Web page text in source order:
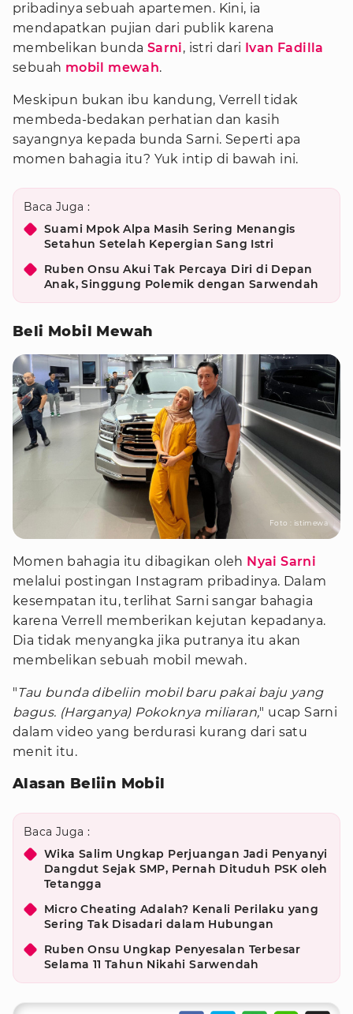
pribadinya sebuah apartemen. Kini, ia
mendapatkan pujian dari publik karena
membelikan bunda Sarni, istri dari Ivan Fadilla
sebuah mobil mewah.
Meskipun bukan ibu kandung, Verrell tidak
membeda-bedakan perhatian dan kasih
sayangnya kepada bunda Sarni. Seperti apa
momen bahagia itu? Yuk intip di bawah ini.
Baca Juga :
Suami Mpok Alpa Masih Sering Menangis
Setahun Setelah Kepergian Sang Istri
Ruben Onsu Akui Tak Percaya Diri di Depan
Anak, Singgung Polemik dengan Sarwendah
Beli Mobil Mewah
Foto : istimewa
Momen bahagia itu dibagikan oleh Nyai Sarni
melalui postingan Instagram pribadinya. Dalam
kesempatan itu, terlihat Sarni sangar bahagia
karena Verrell memberikan kejutan kepadanya.
Dia tidak menyangka jika putranya itu akan
membelikan sebuah mobil mewah.
"Tau bunda dibeliin mobil baru pakai baju yang
bagus. (Harganya) Pokoknya miliaran," ucap Sarni
dalam video yang berdurasi kurang dari satu
menit itu.
Alasan Beliin Mobil
Baca Juga :
Wika Salim Ungkap Perjuangan Jadi Penyanyi
Dangdut Sejak SMP, Pernah Dituduh PSK oleh
Tetangga
Micro Cheating Adalah? Kenali Perilaku yang
Sering Tak Disadari dalam Hubungan
Ruben Onsu Ungkap Penyesalan Terbesar
Selama 11 Tahun Nikahi Sarwendah